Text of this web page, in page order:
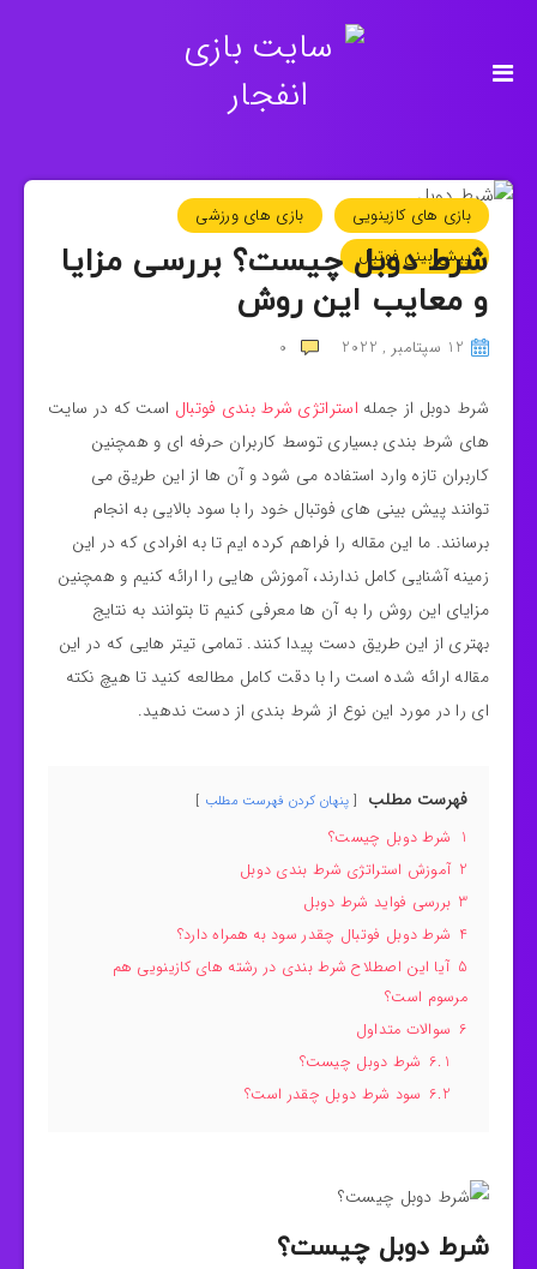
بازی های کازینویی
بازی های ورزشی
پیش بینی فوتبال
شرط دوبل چیست؟ بررسی مزایا
و معایب این روش
12 سپتامبر , 2022 0
شرط دوبل از جمله استراتژی شرط بندی فوتبال است که در سایت‌
های شرط‌ بندی بسیاری توسط کاربران حرفه‌ ای و همچنین
کاربران تازه‌ وارد استفاده می‌ شود و آن‌ ها از این طریق می‌
توانند پیش‌ بینی‌ های فوتبال خود را با سود بالایی به انجام
برسانند. ما این مقاله را فراهم کرده‌ ایم تا به افرادی که در این
زمینه آشنایی کامل ندارند، آموزش‌ هایی را ارائه کنیم و همچنین
مزایای این روش را به آن‌ ها معرفی کنیم تا بتوانند به نتایج
بهتری از این طریق دست پیدا کنند. تمامی تیتر هایی که در این
مقاله ارائه‌ شده است را با دقت کامل مطالعه کنید تا هیچ نکته‌
ای را در مورد این نوع از شرط‌ بندی از دست ندهید.
فهرست مطلب پنهان کردن فهرست مطلب
1 شرط دوبل چیست؟
2 آموزش استراتژی شرط بندی دوبل
3 بررسی فواید شرط دوبل
4 شرط دوبل فوتبال چقدر سود به همراه دارد؟
5 آیا این اصطلاح شرط بندی در رشته های کازینویی هم
مرسوم است؟
6 سوالات متداول
6.1 شرط دوبل چیست؟
6.2 سود شرط دوبل چقدر است؟
شرط دوبل چیست؟